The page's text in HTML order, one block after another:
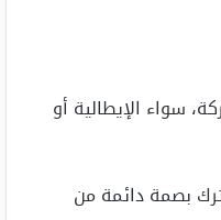
سواء الإيطالية أو
ترك بصمة دائمة من